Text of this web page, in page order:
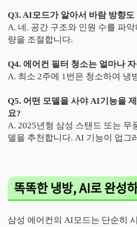
Q3. AI모드가 알아서 바람 방향도
A. 네. 공간 구조와 인원 수를 파
량을 조절합니다.
Q4. 에어컨 필터 청소는 얼마나
A. 최소 2주에 1번은 청소하여 냉
Q5. 어떤 모델을 사야 AI기능을
요?
A. 2025년형 삼성 스탠드 또는 무
델을 추천합니다. AI 기능이 업그
똑똑한 냉방, AI로 완성
삼성 에어컨의 AI모드는 단순히